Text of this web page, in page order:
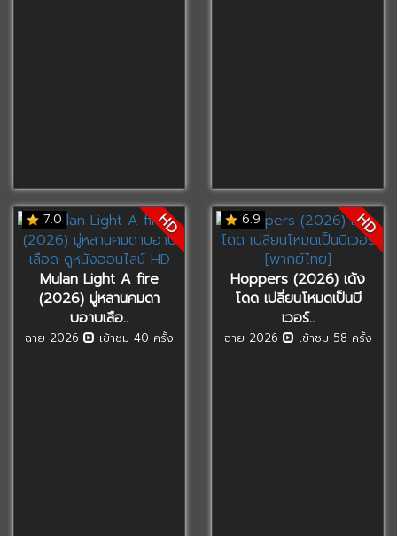
7.0 HD
Mulan Light A fire
(2026) มู่หลานคมดา
บอาบเลือ..
ฉาย 2026 เข้าชม 40 ครั้ง
6.9 HD
Hoppers (2026) เด้ง
โดด เปลี่ยนโหมดเป็นบี
เวอร์..
ฉาย 2026 เข้าชม 58 ครั้ง